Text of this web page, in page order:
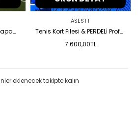
Voleybol Saha Tavan Kapama Filesi
ASESTT
Tenis Kort Filesi & PERDELİ Profesyonel
7.600,00TL
eklenecek takipte kalın